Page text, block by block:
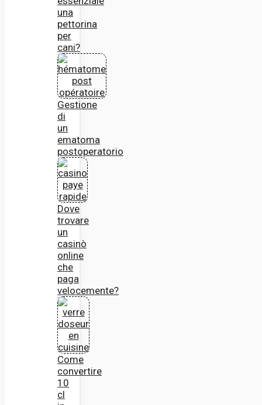
una
pettorina
per
cani?
Gestione
di
un
ematoma
postoperatorio
Dove
trovare
un
casinò
online
che
paga
velocemente?
Come
convertire
10
cl